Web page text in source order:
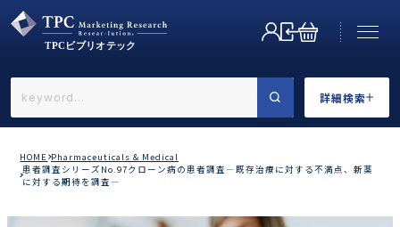
詳細検索
←戻る
HOME Pharmaceuticals & Medical
患者調査シリーズNo.97クローン病の患者調査―既存治療に対する不満点、新薬
に対する期待を調査―